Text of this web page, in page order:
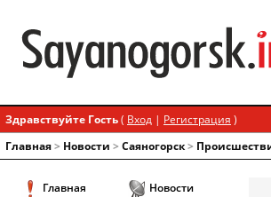
Здравствуйте Гость( Вход | Регистрация )
Главная> Новости > Cаяногорск>
Главная
Новости